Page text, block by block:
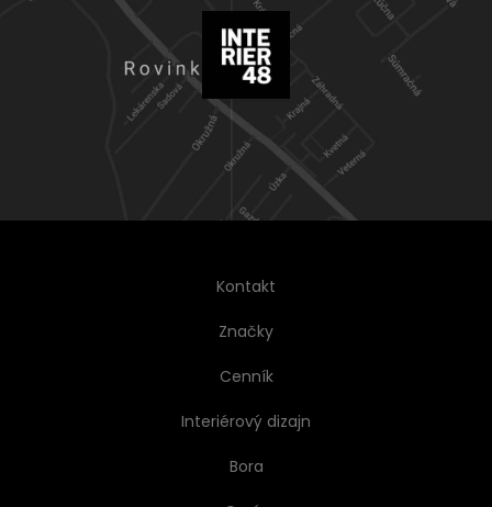
Kontakt
Značky
Cenník
Interiérový dizajn
Bora